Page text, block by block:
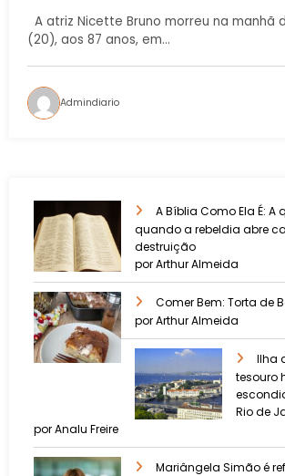
A atriz Nicette Bruno morreu na manhã
(20), aos 87 anos, em…
Admindiario
A Bíblia Como Ela É: A
quando a rebeldia abre
destruição
por Arthur Almeida
Comer Bem: Torta de
por Arthur Almeida
Ilha
tesouro
Rio de
por Analu Freire
Mariângela Simão é